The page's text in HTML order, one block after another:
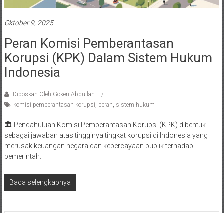
Oktober 9, 2025
Peran Komisi Pemberantasan
Korupsi (KPK) Dalam Sistem Hukum
Indonesia
Diposkan Oleh:Goken Abdullah
komisi pemberantasan korupsi peran sistem hukum
🏛️ Pendahuluan Komisi Pemberantasan Korupsi (KPK) dibentuk
sebagai jawaban atas tingginya tingkat korupsi di Indonesia yang
merusak keuangan negara dan kepercayaan publik terhadap
pemerintah.
Baca selengkapnya